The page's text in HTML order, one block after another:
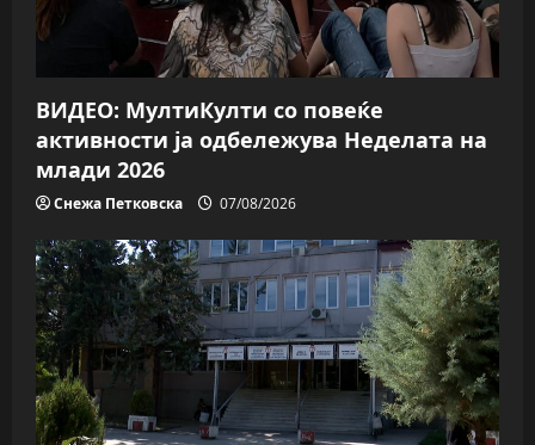
ВИДЕО: МултиКулти со повеќе
активности ја одбележува Неделата на
млади 2026
Снежа Петковска 07/08/2026